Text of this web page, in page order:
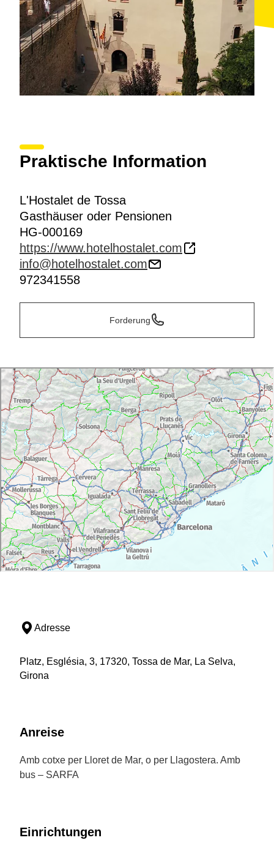
Praktische Information
L'Hostalet de Tossa
Gasthäuser oder Pensionen
HG-000169
https://www.hotelhostalet.com
info@hotelhostalet.com
972341558
Forderung
Adresse
Platz, Església, 3, 17320, Tossa de Mar, La Selva,
Girona
Anreise
Amb cotxe per Lloret de Mar, o per Llagostera. Amb
bus – SARFA
Einrichtungen